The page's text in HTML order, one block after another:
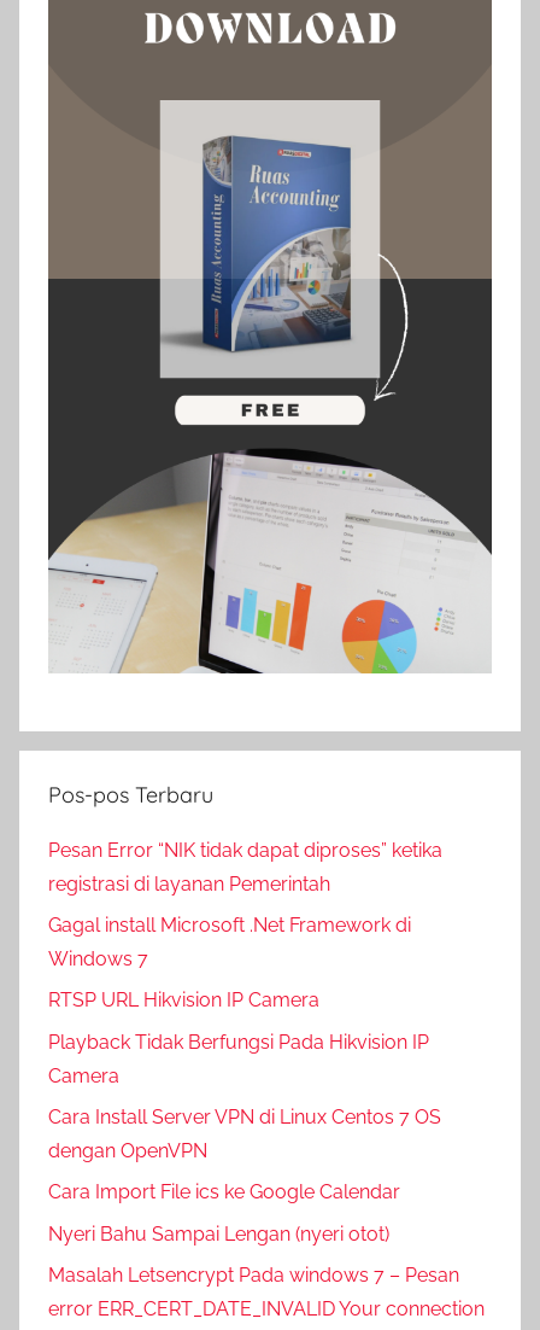
Pos-pos Terbaru
Pesan Error “NIK tidak dapat diproses” ketika
registrasi di layanan Pemerintah
Gagal install Microsoft .Net Framework di
Windows 7
RTSP URL Hikvision IP Camera
Playback Tidak Berfungsi Pada Hikvision IP
Camera
Cara Install Server VPN di Linux Centos 7 OS
dengan OpenVPN
Cara Import File ics ke Google Calendar
Nyeri Bahu Sampai Lengan (nyeri otot)
Masalah Letsencrypt Pada windows 7 – Pesan
error ERR_CERT_DATE_INVALID Your connection